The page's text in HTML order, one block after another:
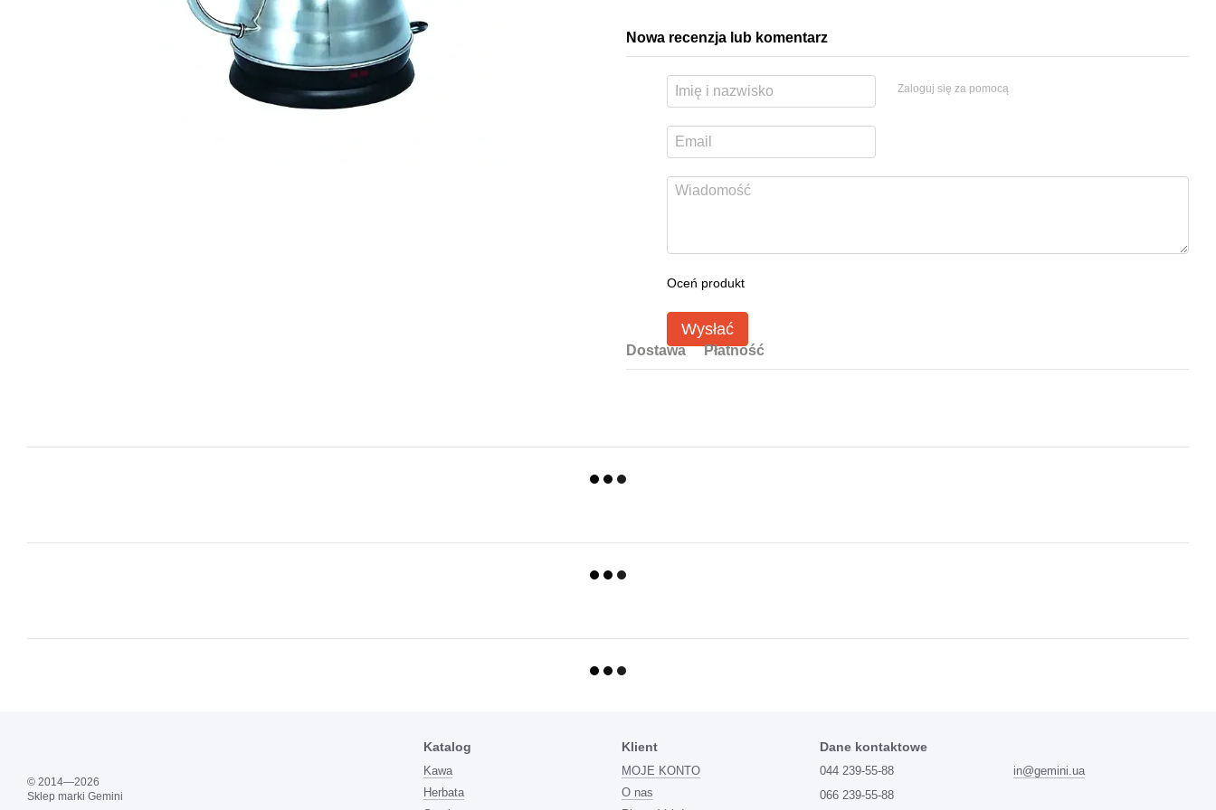
Nowa recenzja lub komentarz
Zaloguj się za pomocą
Oceń produkt
Wysłać
Dostawa Płatność
© 2014—2026
Sklep marki Gemini
Katalog
Kawa
Herbata
Klient
MOJE KONTO
O nas
Dane kontaktowe
044 239-55-88
066 239-55-88
in@gemini.ua